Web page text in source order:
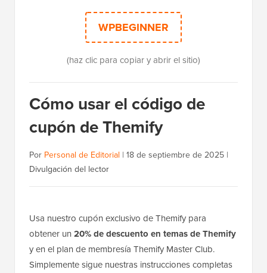
WPBEGINNER
(haz clic para copiar y abrir el sitio)
Cómo usar el código de
cupón de Themify
Por Personal de Editorial | 18 de septiembre de 2025 |
Divulgación del lector
Usa nuestro cupón exclusivo de Themify para
obtener un 20% de descuento en temas de Themify
y en el plan de membresía Themify Master Club.
Simplemente sigue nuestras instrucciones completas